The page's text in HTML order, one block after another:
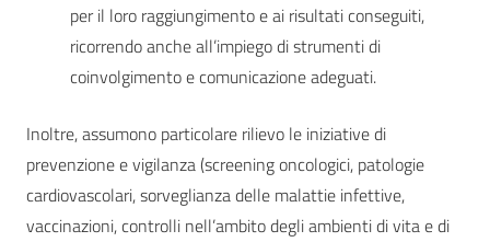
per il loro raggiungimento e ai risultati conseguiti,
ricorrendo anche all’impiego di strumenti di
coinvolgimento e comunicazione adeguati.
Inoltre, assumono particolare rilievo le iniziative di
prevenzione e vigilanza (screening oncologici, patologie
cardiovascolari, sorveglianza delle malattie infettive,
vaccinazioni, controlli nell’ambito degli ambienti di vita e di